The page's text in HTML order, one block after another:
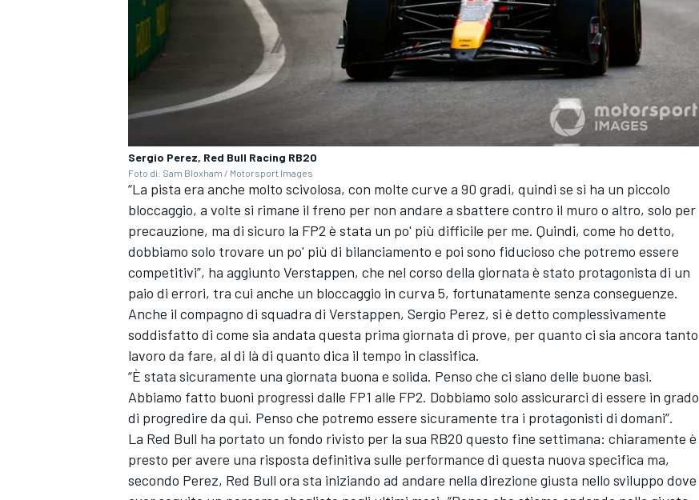
Sergio Perez, Red Bull Racing RB20
Foto di: Sam Bloxham / Motorsport Images
“La pista era anche molto scivolosa, con molte curve a 90 gradi, quindi se si ha un piccolo
bloccaggio, a volte si rimane il freno per non andare a sbattere contro il muro o altro, solo per
precauzione, ma di sicuro la FP2 è stata un po' più difficile per me. Quindi, come ho detto,
dobbiamo solo trovare un po' più di bilanciamento e poi sono fiducioso che potremo essere
competitivi”, ha aggiunto Verstappen, che nel corso della giornata è stato protagonista di un
paio di errori, tra cui anche un bloccaggio in curva 5, fortunatamente senza conseguenze.
Anche il compagno di squadra di Verstappen, Sergio Perez, si è detto complessivamente
soddisfatto di come sia andata questa prima giornata di prove, per quanto ci sia ancora tanto
lavoro da fare, al di là di quanto dica il tempo in classifica.
“È stata sicuramente una giornata buona e solida. Penso che ci siano delle buone basi.
Abbiamo fatto buoni progressi dalle FP1 alle FP2. Dobbiamo solo assicurarci di essere in grado
di progredire da qui. Penso che potremo essere sicuramente tra i protagonisti di domani”.
La Red Bull ha portato un fondo rivisto per la sua RB20 questo fine settimana: chiaramente è
presto per avere una risposta definitiva sulle performance di questa nuova specifica ma,
secondo Perez, Red Bull ora sta iniziando ad andare nella direzione giusta nello sviluppo dove